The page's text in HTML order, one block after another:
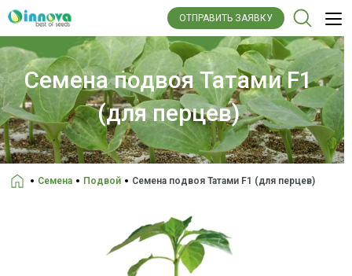
ОТПРАВИТЬ ЗАЯВКУ
Семена подвоя Татами F1
(для перцев)
Семена Подвой Семена подвоя Татами F1 (для перцев)